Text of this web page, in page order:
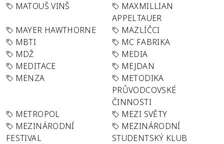
MATOUŠ VINŠ
MAXMILLIAN
APPELTAUER
MAYER HAWTHORNE
MAZLÍČCI
MBTI
MC FABRIKA
MDŽ
MEDIA
MEDITACE
MEJDAN
MENZA
METODIKA
PRŮVODCOVSKÉ
ČINNOSTI
METROPOL
MEZI SVĚTY
MEZINÁRODNÍ
FESTIVAL
MEZINÁRODNÍ
STUDENTSKÝ KLUB